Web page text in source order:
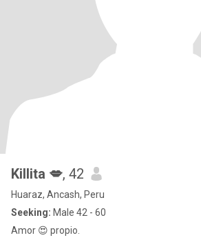
Killita 💋, 42
Huaraz, Ancash, Peru
Seeking: Male 42 - 60
Amor 😍 propio.